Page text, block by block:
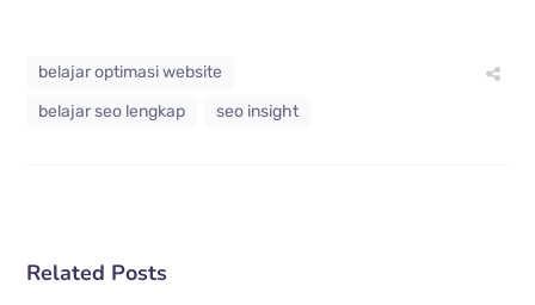
belajar optimasi website
belajar seo lengkap
seo insight
Related Posts